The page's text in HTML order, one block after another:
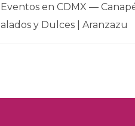
en CDMX —
y Dulces | Aranzazu